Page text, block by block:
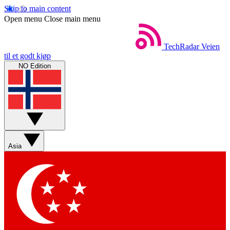
Skip to main content
Open menu Close main menu
TechRadar Veien
til et godt kjøp
NO Edition
Asia